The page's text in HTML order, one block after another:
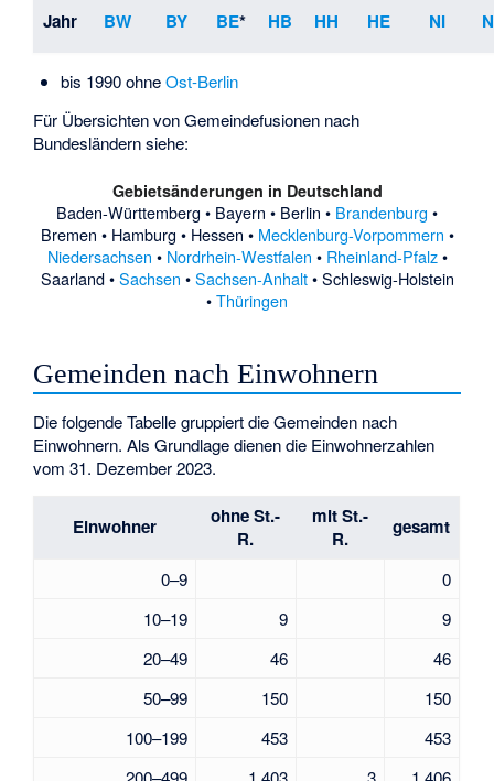
Jahr BW BY BE* HB HH HE NI
bis 1990 ohneOst-Berlin
Für Übersichten von Gemeindefusionen nach
Bundesländern siehe:
Gebietsänderungen in Deutschland
Baden-Württemberg • Bayern • Berlin • Brandenburg •
Bremen • Hamburg • Hessen • Mecklenburg-Vorpommern •
Niedersachsen • Nordrhein-Westfalen • Rheinland-Pfalz•
Saarland•Sachsen •Sachsen-Anhalt•Schleswig-Holstein
•Thüringen
Gemeinden nach Einwohnern
Die folgende Tabelle gruppiert die Gemeinden nach
Einwohnern. Als Grundlage dienen die Einwohnerzahlen
vom 31. Dezember 2023.
Einwohner
ohne St.-
R.
mit St.-
R.
gesamt
0–9
0
10–19
9
9
20–49
46
46
50–99
150
150
100–199
453
453